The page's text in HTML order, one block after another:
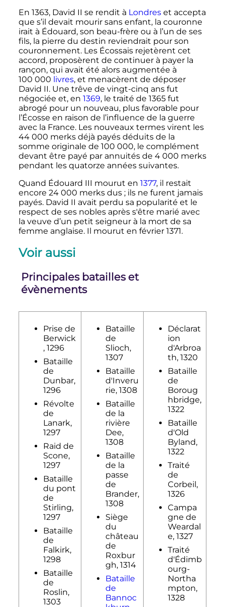
En 1363, David II se rendit à Londreset accepta
que s’il devait mourir sans enfant, la couronne
irait à Édouard, son beau-frère ou à l’un de ses
fils, la pierre du destin reviendrait pour son
couronnement. Les Écossais rejetèrent cet
accord, proposèrent de continuer à payer la
rançon, qui avait été alors augmentée à
100 000 livres, et menacèrent de déposer
David II. Une trêve de vingt-cinq ans fut
négociée et, en 1369, le traité de 1365 fut
abrogé pour un nouveau, plus favorable pour
l’Écosse en raison de l’influence de la guerre
avec la France. Les nouveaux termes virent les
44 000 merksdéjà payés déduits de la
somme originale de 100 000, le complément
devant être payé par annuités de 4 000 merks
pendant les quatorze années suivantes.
Quand Édouard III mourut en 1377, il restait
encore 24 000 merksdus ; ils ne furent jamais
payés. David II avait perdu sa popularité et le
respect de ses nobles après s'être marié avec
la veuve d’un petit seigneur à la mort de sa
femme anglaise. Il mourut en février 1371.
Voir aussi
Principales batailles et
évènements
Prise de
Berwick
, 1296
Bataille
de
Dunbar,
1296
Révolte
de
Lanark,
1297
Raid de
Scone,
1297
Bataille
du pont
de
Stirling,
1297
Bataille
de
Falkirk,
1298
Bataille
de
Roslin,
1303
Bataille
de
Slioch,
1307
Bataille
d'Inveru
rie, 1308
Bataille
de la
rivière
Dee,
1308
Bataille
de la
passe
de
Brander,
1308
Siège
du
château
de
Roxbur
gh, 1314
Bataille
de
Bannoc
Déclarat
ion
d'Arbroa
th, 1320
Bataille
de
Boroug
hbridge,
1322
Bataille
d'Old
Byland,
1322
Traité
de
Corbeil,
1326
Campa
gne de
Weardal
e, 1327
Traité
d'Édimb
ourg-
Northa
mpton,
1328